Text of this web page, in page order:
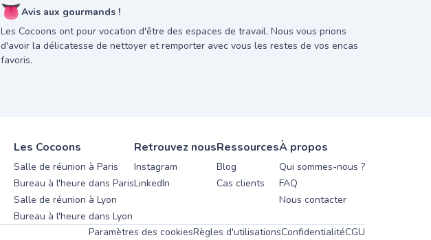
👅Avis aux gourmands !
Les Cocoons ont pour vocation d'être des espaces de travail. Nous vous prions
d'avoir la délicatesse de nettoyer et remporter avec vous les restes de vos encas
favoris.
Les Cocoons
Salle de réunion à Paris
Bureau à l'heure dans Paris
Salle de réunion à Lyon
Bureau à l'heure dans Lyon
Retrouvez nous
Instagram
LinkedIn
Ressources
Blog
Cas clients
À propos
Qui sommes-nous ?
FAQ
Nous contacter
Paramètres des cookiesRègles d'utilisationsConfidentialitéCGU